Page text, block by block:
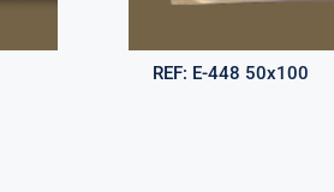
REF: E-448 50x100